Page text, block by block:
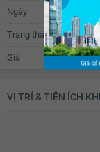
Đèn ốp trần nhà
Cửa nhôm kính
Ngày
Trạng thái
Giá
VỊ TRÍ & TIỆN ÍCH